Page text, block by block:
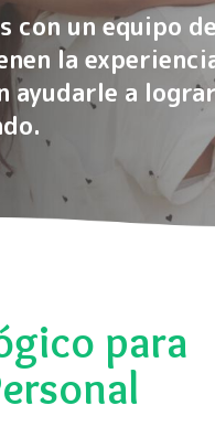
con un equipo de
la
ayudarle a
para